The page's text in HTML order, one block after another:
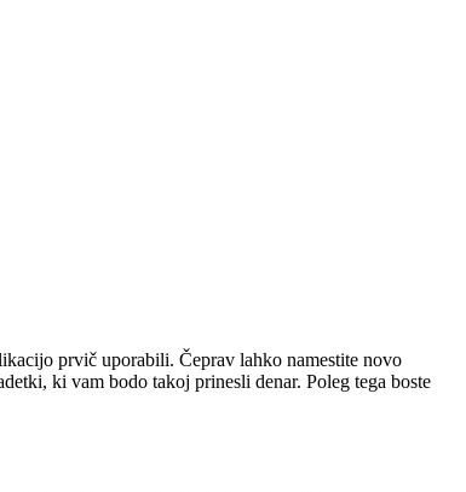
prvič uporabili. Čeprav lahko namestite novo
ki vam bodo takoj prinesli denar. Poleg tega boste